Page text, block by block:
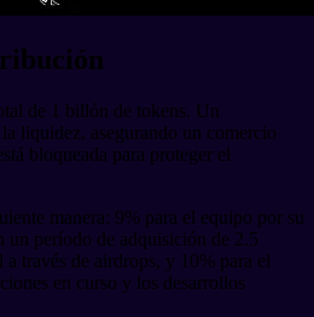
de 1 billón de tokens. Un
liquidez, asegurando un comercio
bloqueada para proteger el
manera: 9% para el equipo por su
un período de adquisición de 2.5
través de airdrops, y 10% para el
en curso y los desarrollos